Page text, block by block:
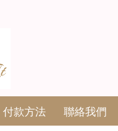
付款方法 聯絡我們